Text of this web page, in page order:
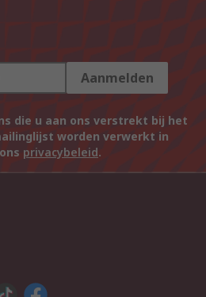
Aanmelden
die u aan ons verstrekt bij het
worden verwerkt in
privacybeleid.